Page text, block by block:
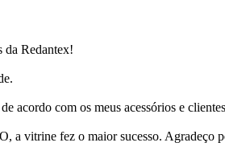
da Redantex!
acordo com os meus acessórios e
vitrine fez o maior sucesso. Agradeço